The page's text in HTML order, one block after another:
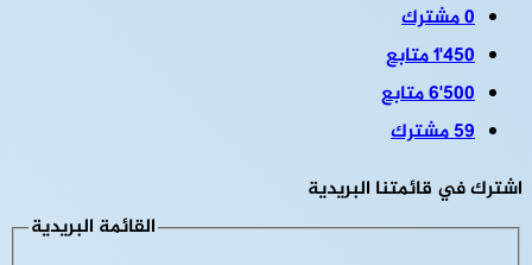
0مشترك
1٬450متابع
6٬500متابع
59مشترك
اشترك في قائمتنا البريدية
القائمة البريدية